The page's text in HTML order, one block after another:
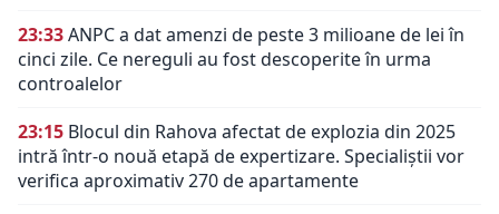
23:33ANPC a dat amenzi de peste 3 milioane de lei în
cinci zile. Ce nereguli au fost descoperite în urma
controalelor
23:15 Blocul din Rahova afectat de explozia din 2025
intră într-o nouă etapă de expertizare. Specialiștii vor
verifica aproximativ 270 de apartamente